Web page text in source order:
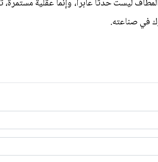
ليست حدثاً عابراً، وإنما عقلية
في صناعته.